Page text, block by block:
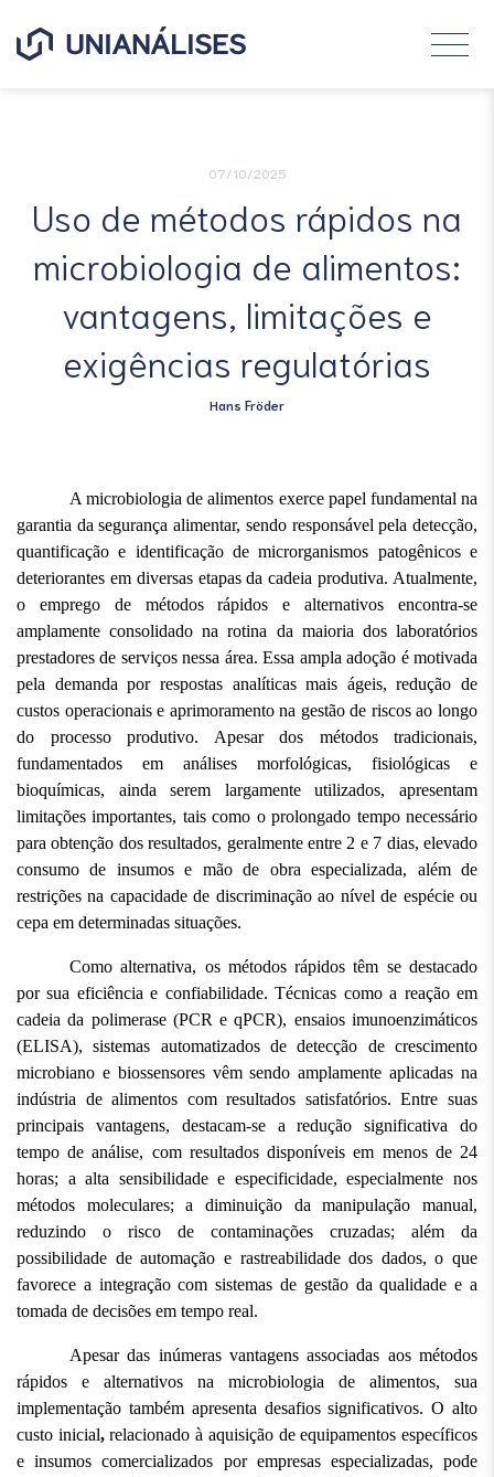
07/10/2025
Uso de métodos rápidos na
microbiologia de alimentos:
vantagens, limitações e
exigências regulatórias
Hans Fröder
A microbiologia de alimentos exerce papel fundamental na
garantia da segurança alimentar, sendo responsável pela detecção,
quantificação e identificação de microrganismos patogênicos e
deteriorantes em diversas etapas da cadeia produtiva. Atualmente,
o emprego de métodos rápidos e alternativos encontra-se
amplamente consolidado na rotina da maioria dos laboratórios
prestadores de serviços nessa área. Essa ampla adoção é motivada
pela demanda por respostas analíticas mais ágeis, redução de
custos operacionais e aprimoramento na gestão de riscos ao longo
do processo produtivo. Apesar dos métodos tradicionais,
fundamentados em análises morfológicas, fisiológicas e
bioquímicas, ainda serem largamente utilizados, apresentam
limitações importantes, tais como o prolongado tempo necessário
para obtenção dos resultados, geralmente entre 2 e 7 dias, elevado
consumo de insumos e mão de obra especializada, além de
restrições na capacidade de discriminação ao nível de espécie ou
cepa em determinadas situações.
Como alternativa, os métodos rápidos têm se destacado
por sua eficiência e confiabilidade. Técnicas como a reação em
cadeia da polimerase (PCR e qPCR), ensaios imunoenzimáticos
(ELISA), sistemas automatizados de detecção de crescimento
microbiano e biossensores vêm sendo amplamente aplicadas na
indústria de alimentos com resultados satisfatórios. Entre suas
principais vantagens, destacam-se a redução significativa do
tempo de análise, com resultados disponíveis em menos de 24
horas; a alta sensibilidade e especificidade, especialmente nos
métodos moleculares; a diminuição da manipulação manual,
reduzindo o risco de contaminações cruzadas; além da
possibilidade de automação e rastreabilidade dos dados, o que
favorece a integração com sistemas de gestão da qualidade e a
tomada de decisões em tempo real.
Apesar das inúmeras vantagens associadas aos métodos
rápidos e alternativos na microbiologia de alimentos, sua
implementação também apresenta desafios significativos. O alto
custo inicial, relacionado à aquisição de equipamentos específicos
e insumos comercializados por empresas especializadas, pode